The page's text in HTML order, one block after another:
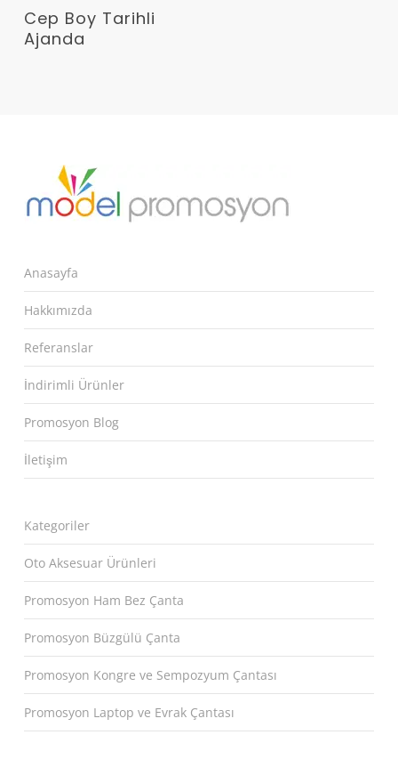
Devamını Oku
Cep Boy Tarihli
Ajanda
Anasayfa
Hakkımızda
Referanslar
İndirimli Ürünler
Promosyon Blog
İletişim
Kategoriler
Oto Aksesuar Ürünleri
Promosyon Ham Bez Çanta
Promosyon Büzgülü Çanta
Promosyon Kongre ve Sempozyum Çantası
Promosyon Laptop ve Evrak Çantası